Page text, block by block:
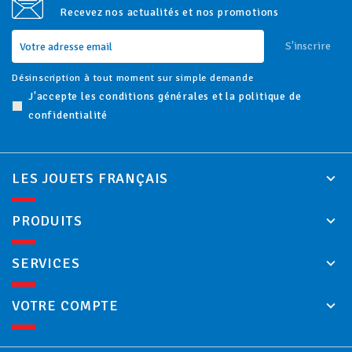
Recevez nos actualités et nos promotions
S'inscrire
Désinscription à tout moment sur simple demande
J'accepte les conditions générales et la politique de
confidentialité
LES JOUETS FRANÇAIS
PRODUITS
SERVICES
VOTRE COMPTE